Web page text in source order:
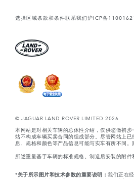
选择区域条款和条件联系我们沪ICP备
© JAGUAR LAND ROVER LIMITED 2026
本网站是对相关车辆的总体性介绍，仅供您做初
站不构成车辆买卖合同的组成部分。尽管网站上
息、规格和颜色等产品信息可能与实车有所不同
所述重量基于车辆的标准规格。制造后安装的附
*关于所示图片和技术参数的重要说明： 我们正在